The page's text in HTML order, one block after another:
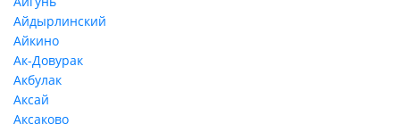
Айдырлинский
Айкино
Ак-Довурак
Акбулак
Аксай
Аксаково